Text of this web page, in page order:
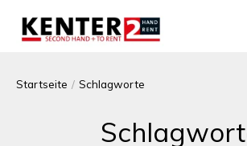
Startseite / Schlagworte